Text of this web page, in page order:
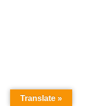
Translate »